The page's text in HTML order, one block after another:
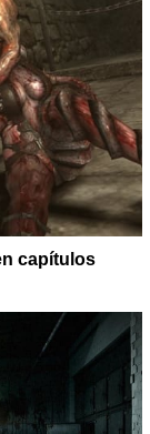
capítulos